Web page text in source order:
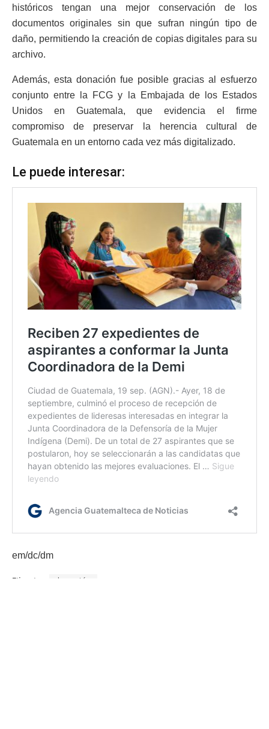
históricos tengan una mejor conservación de los
documentos originales sin que sufran ningún tipo de
daño, permitiendo la creación de copias digitales para su
archivo.
Además, esta donación fue posible gracias al esfuerzo
conjunto entre la FCG y la Embajada de los Estados
Unidos en Guatemala, que evidencia el firme
compromiso de preservar la herencia cultural de
Guatemala en un entorno cada vez más digitalizado.
Le puede interesar:
em/dc/dm
Etiquetas: donación